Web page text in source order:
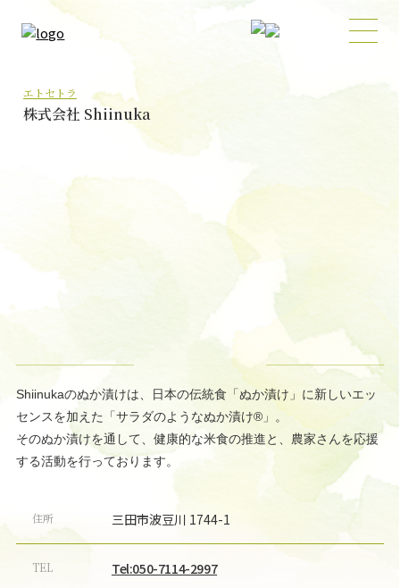
エトセトラ
株式会社 Shiinuka
Shiinukaのぬか漬けは、日本の伝統食「ぬか漬け」に新しいエッ
センスを加えた「サラダのようなぬか漬け®」。
そのぬか漬けを通して、健康的な米食の推進と、農家さんを応援
する活動を行っております。
住所 三田市波豆川 1744-1
TEL Tel:050-7114-2997